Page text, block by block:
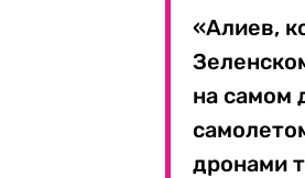
«Алиев,
на самом
дронами